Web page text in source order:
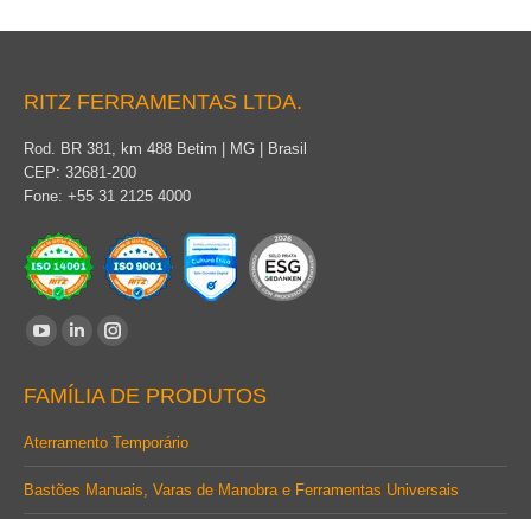
RITZ FERRAMENTAS LTDA.
Rod. BR 381, km 488 Betim | MG | Brasil
CEP: 32681-200
Fone: +55 31 2125 4000
Encontre-nos em:
opens
in
window
Linkedin
opens
in
window
Instagram
opens
in
window
FAMÍLIA DE PRODUTOS
Aterramento Temporário
Bastões Manuais, Varas de Manobra e Ferramentas Universais